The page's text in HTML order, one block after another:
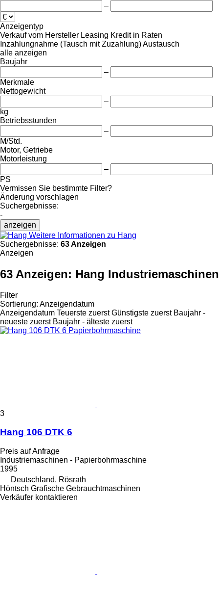
–
Anzeigentyp
Verkauf vom Hersteller Leasing Kredit in Raten
Inzahlungnahme (Tausch mit Zuzahlung)Austausch
alle anzeigen
Baujahr
–
Merkmale
Nettogewicht
–
kg
Betriebsstunden
–
M/Std.
Motor, Getriebe
Motorleistung
–
PS
Vermissen Sie bestimmte Filter?
Änderung vorschlagen
Suchergebnisse:
-
anzeigen
Weitere Informationen zu Hang
Suchergebnisse: 63 Anzeigen
Anzeigen
63 Anzeigen: Hang Industriemaschinen
Filter
Sortierung: Anzeigendatum
Anzeigendatum Teuerste zuerst Günstigste zuerst Baujahr -
neueste zuerst Baujahr - älteste zuerst
3
Hang 106 DTK 6
Preis auf Anfrage
Industriemaschinen - Papierbohrmaschine
1995
Deutschland, Rösrath
Höntsch Grafische Gebrauchtmaschinen
Verkäufer kontaktieren